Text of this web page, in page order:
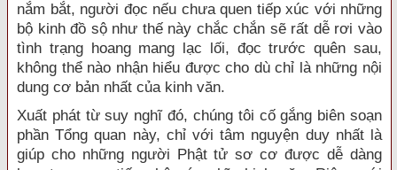
nắm bắt, người đọc nếu chưa quen tiếp xúc với những
bộ kinh đồ sộ như thế này chắc chắn sẽ rất dễ rơi vào
tình trạng hoang mang lạc lối, đọc trước quên sau,
không thể nào nhận hiểu được cho dù chỉ là những nội
dung cơ bản nhất của kinh văn.
Xuất phát từ suy nghĩ đó, chúng tôi cố gắng biên soạn
phần Tổng quan này, chỉ với tâm nguyện duy nhất là
giúp cho những người Phật tử sơ cơ được dễ dàng